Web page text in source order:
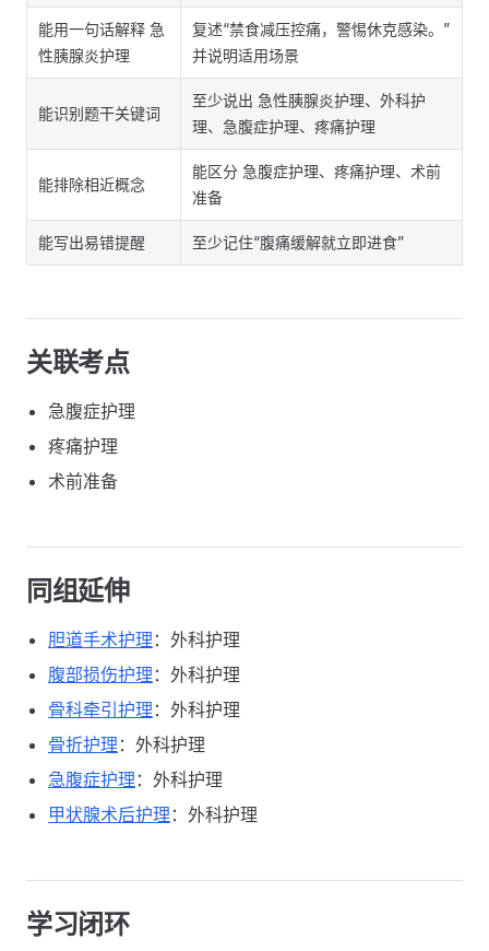
能用一句话解释 急
性胰腺炎护理
复述“禁食减压控痛，警惕休克感染。”
并说明适用场景
能识别题干关键词
至少说出 急性胰腺炎护理、外科护
理、急腹症护理、疼痛护理
能排除相近概念
能区分 急腹症护理、疼痛护理、术前
准备
能写出易错提醒 至少记住“腹痛缓解就立即进食”
关联考点
急腹症护理
疼痛护理
术前准备
同组延伸
胆道手术护理 ：外科护理
腹部损伤护理 ：外科护理
骨科牵引护理 ：外科护理
骨折护理 ：外科护理
急腹症护理 ：外科护理
甲状腺术后护理 ：外科护理
学习闭环